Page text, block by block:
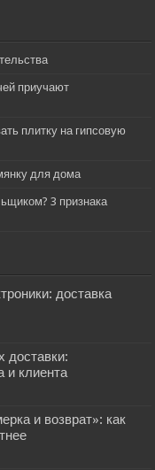
приучают
плитку на гипсовую
для дома
3 признака
доставка
доставки:
и клиента
и возврат»: как